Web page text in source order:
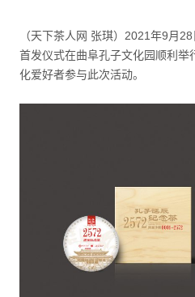
（天下茶人网 张琪）2021年9月
首发仪式在曲阜孔子文化园顺利举
化爱好者参与此次活动。